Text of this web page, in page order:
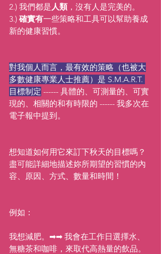
2.) 我們都是 人類 ，沒有人是完美的。
3.) 確實有一些策略和工具可以幫助養成
新的健康習慣。
對我個人而言，最有效的策略（也被大
多數健康專業人士推薦）是 S.M.A.R.T.
目標制定 ------ 具體的、可測量的、可實
現的、相關的和有時限的 ------ 我多次在
電子報中提到。
想知道如何用它來訂下秋天的目標嗎？
盡可能詳細地描述妳所期望的習慣的內
容、原因、方式、數量和時間！
例如：
我想減肥。➡➡ 我會在工作日選擇水、
無糖茶和咖啡，來取代高熱量的飲品。